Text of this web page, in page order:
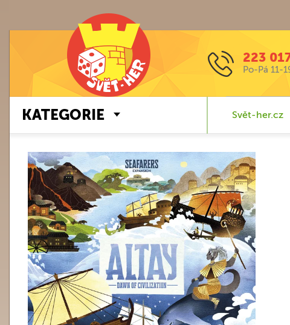
223
Po-Pá 11-
KATEGORIE Svět-her.cz